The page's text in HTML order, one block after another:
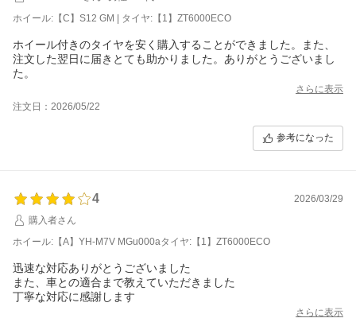
ホイール:【C】S12 GM | タイヤ:【1】ZT6000ECO
ホイール付きのタイヤを安く購入することができました。また、
注文した翌日に届きとても助かりました。ありがとうございまし
た。
さらに表示
注文日：2026/05/22
参考になった
4
2026/03/29
購入者さん
ホイール:【A】YH-M7V MGu000aタイヤ:【1】ZT6000ECO
迅速な対応ありがとうございました
また、車との適合まで教えていただきました
丁寧な対応に感謝します
さらに表示